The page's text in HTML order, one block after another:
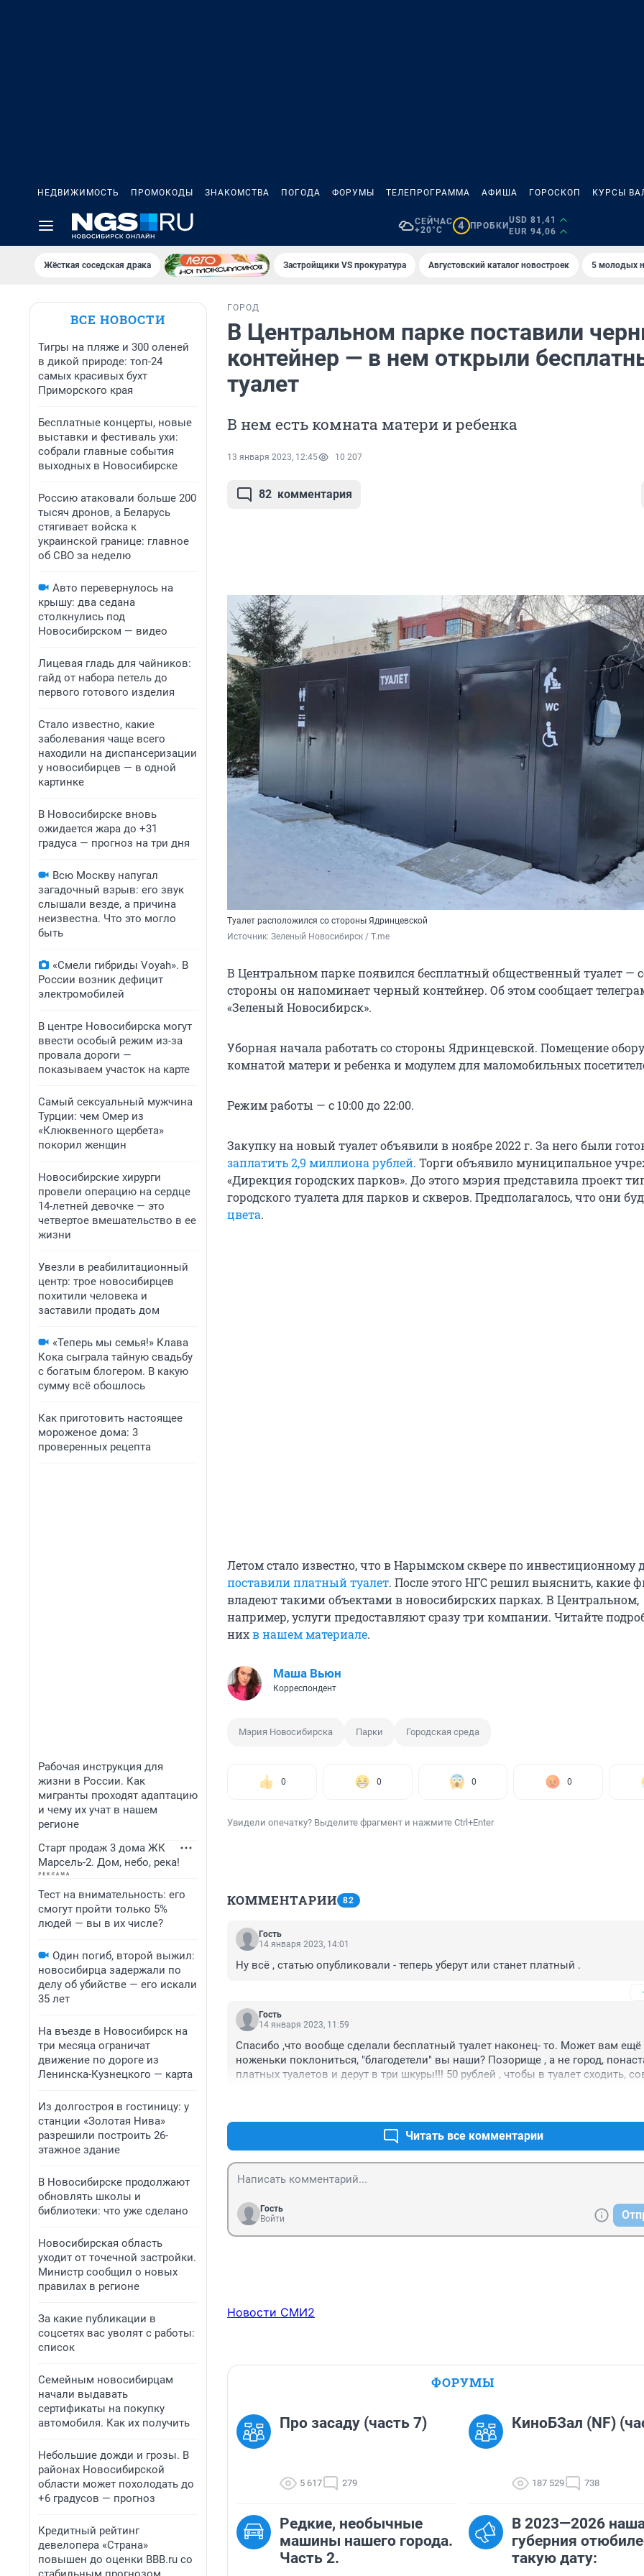
НЕДВИЖИМОСТЬ ПРОМОКОДЫ ЗНАКОМСТВА ПОГОДА ФОРУМЫ ТЕЛЕПРОГРАММА АФИША ГОРОСКОП КУРСЫ
СЕЙЧАС
+20°C
4 ПРОБКИ
USD 81,41
EUR 94,06
Жёсткая соседская драка Застройщики VS прокуратура Августовский каталог новостроек 5 молодых
ВСЕ НОВОСТИ
Тигры на пляже и 300 оленей
в дикой природе: топ-24
самых красивых бухт
Приморского края
Бесплатные концерты, новые
выставки и фестиваль ухи:
собрали главные события
выходных в Новосибирске
Россию атаковали больше 200
тысяч дронов, а Беларусь
стягивает войска к
украинской границе: главное
об СВО за неделю
Авто перевернулось на
крышу: два седана
столкнулись под
Новосибирском — видео
Лицевая гладь для чайников:
гайд от набора петель до
первого готового изделия
Стало известно, какие
заболевания чаще всего
находили на диспансеризации
у новосибирцев — в одной
картинке
В Новосибирске вновь
ожидается жара до +31
градуса — прогноз на три дня
Всю Москву напугал
загадочный взрыв: его звук
слышали везде, а причина
неизвестна. Что это могло
быть
«Смели гибриды Voyah». В
России возник дефицит
электромобилей
В центре Новосибирска могут
ввести особый режим из-за
провала дороги —
показываем участок на карте
Самый сексуальный мужчина
Турции: чем Омер из
«Клюквенного щербета»
покорил женщин
Новосибирские хирурги
провели операцию на сердце
14-летней девочке — это
четвертое вмешательство в ее
жизни
Увезли в реабилитационный
центр: трое новосибирцев
похитили человека и
заставили продать дом
«Теперь мы семья!» Клава
Кока сыграла тайную свадьбу
с богатым блогером. В какую
сумму всё обошлось
Как приготовить настоящее
мороженое дома: 3
проверенных рецепта
Рабочая инструкция для
жизни в России. Как
мигранты проходят адаптацию
и чему их учат в нашем
регионе
Старт продаж 3 дома ЖК
Марсель-2. Дом, небо, река!
Тест на внимательность: его
смогут пройти только 5%
людей — вы в их числе?
Один погиб, второй выжил:
новосибирца задержали по
делу об убийстве — его искали
35 лет
На въезде в Новосибирск на
три месяца ограничат
движение по дороге из
Ленинска-Кузнецкого — карта
Из долгостроя в гостиницу: у
станции «Золотая Нива»
разрешили построить 26-
этажное здание
В Новосибирске продолжают
обновлять школы и
библиотеки: что уже сделано
Новосибирская область
уходит от точечной застройки.
Министр сообщил о новых
правилах в регионе
За какие публикации в
соцсетях вас уволят с работы:
список
Семейным новосибирцам
начали выдавать
сертификаты на покупку
автомобиля. Как их получить
Небольшие дожди и грозы. В
районах Новосибирской
области может похолодать до
+6 градусов — прогноз
Кредитный рейтинг
девелопера «Страна»
повышен до оценки BBB.ru со
ГОРОД
В Центральном парке поставили
контейнер — в нем открыли
туалет
В нем есть комната матери и ребенка
13 января 2023, 12:45 10 207
82 комментария
Туалет расположился со стороны Ядринцевской
Источник: Зеленый Новосибирск / T.me
В Центральном парке появился бесплатный общественный туалет —
стороны он напоминает черный контейнер. Об этом сообщает
«Зеленый Новосибирск».
Уборная начала работать со стороны Ядринцевской. Помещение
комнатой матери и ребенка и модулем для маломобильных
Режим работы — с 10:00 до 22:00.
Закупку на новый туалет объявили в ноябре 2022 г. За него были
заплатить 2,9 миллиона рублей. Торги объявило муниципальное
«Дирекция городских парков». До этого мэрия представила проект
городского туалета для парков и скверов. Предполагалось, что они
цвета.
Летом стало известно, что в Нарымском сквере по инвестиционному
поставили платный туалет. После этого НГС решил выяснить, какие
владеют такими объектами в новосибирских парках. В Центральном,
например, услуги предоставляют сразу три компании. Читайте
нихв нашем материале.
Маша Вьюн
Корреспондент
Мэрия Новосибирска Парки Городская среда
0 0 0 0
Увидели опечатку? Выделите фрагмент и нажмите Ctrl+Enter
КОММЕНТАРИИ 82
Гость
14 января 2023, 14:01
Ну всё , статью опубликовали - теперь уберут или станет платный .
Гость
14 января 2023, 11:59
Спасибо ,что вообще сделали бесплатный туалет наконец- то. Может вам ещё
ноженьки поклониться, "благодетели" вы наши? Позорище , а не город,
платных туалетов и дерут в три шкуры!!! 50 рублей , чтобы в туалет сходить,
Читать все комментарии
Гость
Войти
Новости СМИ2
ФОРУМЫ
Про засаду (часть 7)
5 617 279
КиноБЗал (NF)
187 529 738
Редкие, необычные
машины нашего города.
Часть 2.
В 2023—2026
губерния
такую дату: